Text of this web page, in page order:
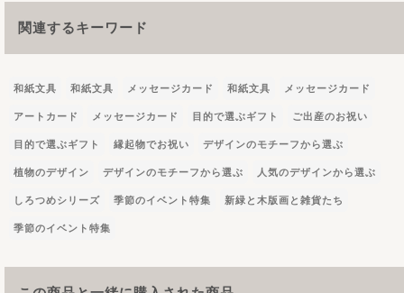
関連するキーワード
和紙文具 和紙文具 メッセージカード 和紙文具 メッセージカード
アートカード メッセージカード 目的で選ぶギフト ご出産のお祝い
目的で選ぶギフト 縁起物でお祝い デザインのモチーフから選ぶ
植物のデザイン デザインのモチーフから選ぶ 人気のデザインから選ぶ
しろつめシリーズ 季節のイベント特集 新緑と木版画と雑貨たち
季節のイベント特集